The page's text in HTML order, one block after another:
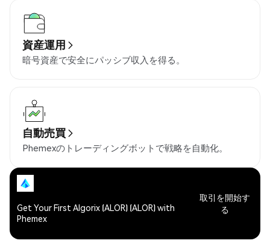
資産運用
暗号資産で安全にパッシブ収入を得る。
自動売買
Phemexのトレーディングボットで戦略を自動化。
Get Your First Algorix (ALOR) (ALOR) with
Phemex
取引を開始す
る